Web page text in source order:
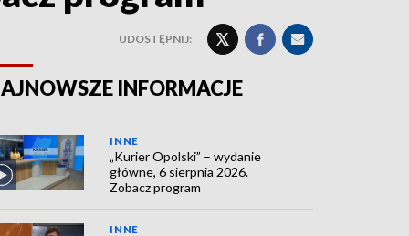
UDOSTĘPNIJ:
INFORMACJE
INNE
„Kurier Opolski” – wydanie
główne, 6 sierpnia 2026.
Zobacz program
INNE